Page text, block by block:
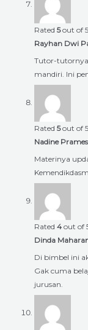
Rated 5out of 5
Rayhan Dwi
Tutor-tutornya
mandiri. Ini
Rated 5out of 5
Nadine
Materinya
Rated 4 out of
Dinda
Di bimbel ini
Gak cuma
jurusan.